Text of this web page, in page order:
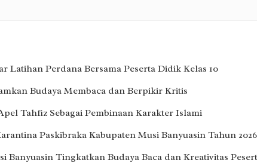
Perdana Bersama Peserta Didik Kelas 10
Budaya Membaca dan Berpikir Kritis
Tahfiz Sebagai Pembinaan Karakter Islami
Paskibraka Kabupaten Musi Banyuasin Tahun 2026
Banyuasin Tingkatkan Budaya Baca dan Kreativitas